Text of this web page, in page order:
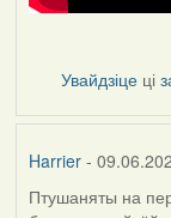
Увайдзіце ці
Harrier-
Птушаняты на